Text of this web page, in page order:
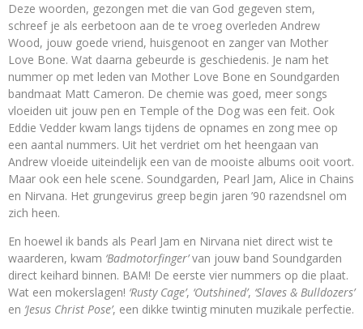
Deze woorden, gezongen met die van God gegeven stem,
schreef je als eerbetoon aan de te vroeg overleden Andrew
Wood, jouw goede vriend, huisgenoot en zanger van Mother
Love Bone. Wat daarna gebeurde is geschiedenis. Je nam het
nummer op met leden van Mother Love Bone en Soundgarden
bandmaat Matt Cameron. De chemie was goed, meer songs
vloeiden uit jouw pen en Temple of the Dog was een feit. Ook
Eddie Vedder kwam langs tijdens de opnames en zong mee op
een aantal nummers. Uit het verdriet om het heengaan van
Andrew vloeide uiteindelijk een van de mooiste albums ooit voort.
Maar ook een hele scene. Soundgarden, Pearl Jam, Alice in Chains
en Nirvana. Het grungevirus greep begin jaren ’90 razendsnel om
zich heen.
En hoewel ik bands als Pearl Jam en Nirvana niet direct wist te
waarderen, kwam ‘Badmotorfinger’van jouw band Soundgarden
direct keihard binnen. BAM! De eerste vier nummers op die plaat.
Wat een mokerslagen! ‘Rusty Cage’, ‘Outshined’, ‘Slaves & Bulldozers’
en ‘Jesus Christ Pose’, een dikke twintig minuten muzikale perfectie.